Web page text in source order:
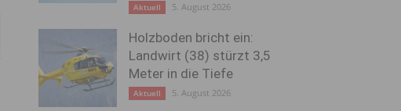
Aktuell 5. August 2026
Holzboden bricht ein:
Landwirt (38) stürzt 3,5
Meter in die Tiefe
Aktuell 5. August 2026